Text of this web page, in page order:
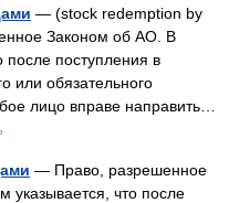
— (stock redemption by
Законом об АО. В
после поступления в
или обязательного
лицо вправе направить…
— Право, разрешенное
указывается, что после